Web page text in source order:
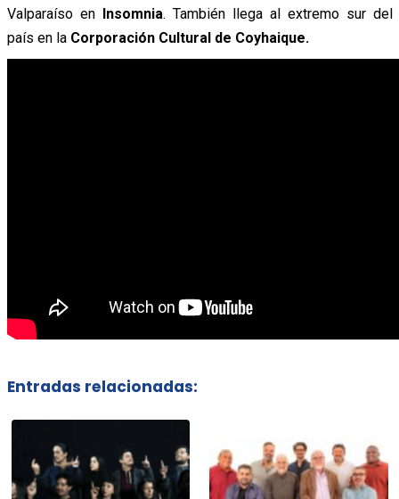
Valparaíso en
Insomnia. También llega al extremo sur del
país en la Corporación Cultural de Coyhaique.
Entradas relacionadas: